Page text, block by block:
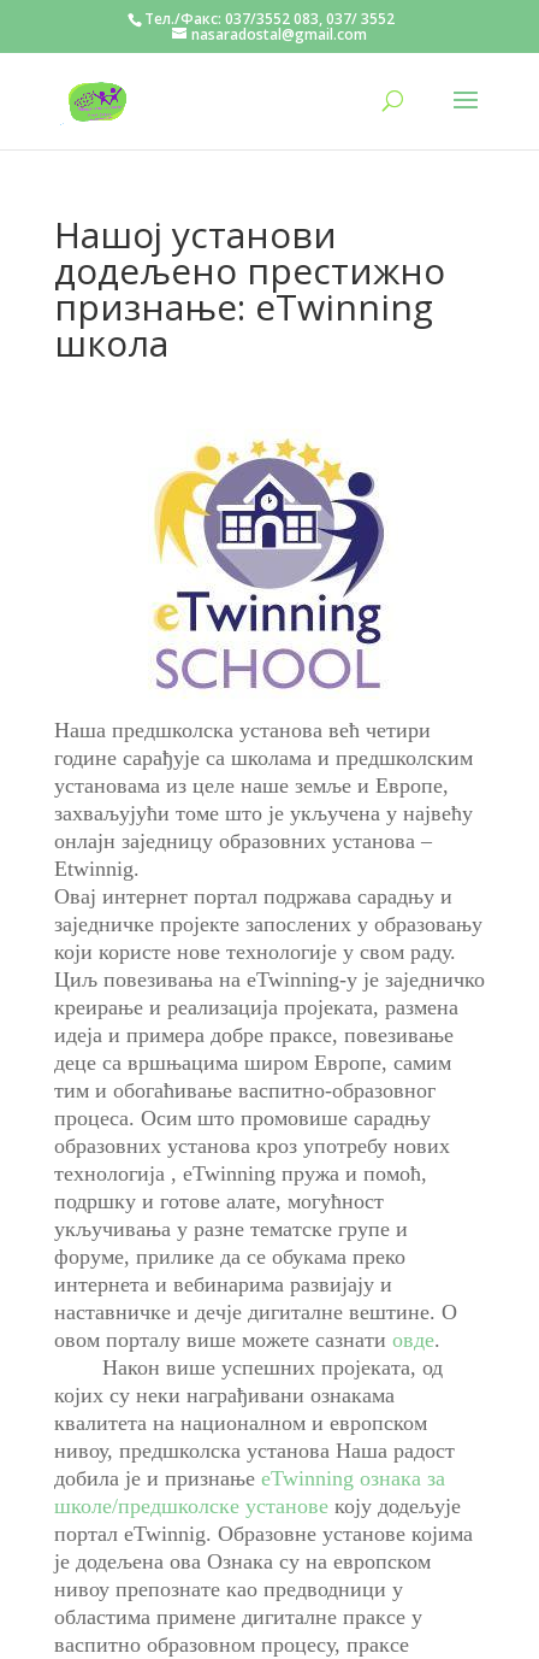
Тел./Факс: 037/3552 083, 037/ 3552
nasaradostal@gmail.com
Нашој установи
додељено престижно
признање: eTwinning
школа
Наша предшколска установа већ четири
године сарађује са школама и предшколским
установама из целе наше земље и Европе,
захваљујући томе што је укључена у највећу
онлајн заједницу образовних установа –
Etwinnig.
Овај интернет портал подржава сарадњу и
заједничке пројекте запослених у образовању
који користе нове технологије у свом раду.
Циљ повезивања на eTwinning-у је заједничко
креирање и реализација пројеката, размена
идеја и примера добре праксе, повезивање
деце са вршњацима широм Европе, самим
тим и обогаћивање васпитно-образовног
процеса. Осим што промовише сарадњу
образовних установа кроз употребу нових
технологија , eTwinning пружа и помоћ,
подршку и готове алате, могућност
укључивања у разне тематске групе и
форуме, прилике да се обукама преко
интернета и вебинарима развијају и
наставничке и дечје дигиталне вештине. О
овом порталу више можете сазнати овде.
Након више успешних пројеката, од
којих су неки награђивани ознакама
квалитета на националном и европском
нивоу, предшколска установа Наша радост
добила је и признање eTwinning ознака за
школе/предшколске установекоју додељује
портал eTwinnig. Образовне установе којима
је додељена ова Ознака су на европском
нивоу препознате као предводници у
областима примене дигиталне праксе у
васпитно образовном процесу, праксе